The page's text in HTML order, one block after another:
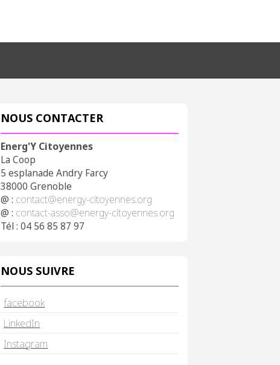
NOUS CONTACTER
Energ'Y Citoyennes
La Coop
5 esplanade Andry Farcy
38000 Grenoble
@ : contact@energy-citoyennes.org
@ : contact-asso@energy-citoyennes.org
Tél : 04 56 85 87 97
NOUS SUIVRE
facebook
LinkedIn
Instagram